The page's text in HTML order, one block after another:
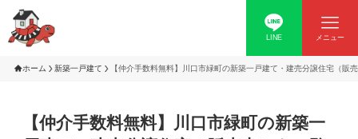
LINE メニュー
ホーム 新築一戸建て 【仲介手数料無料】川口市緑町の新築一戸建て・建売分譲住宅（販
【仲介手数料無料】川口市緑町の新築一